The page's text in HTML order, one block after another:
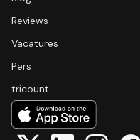
Reviews
Vacatures
Pers
tricount